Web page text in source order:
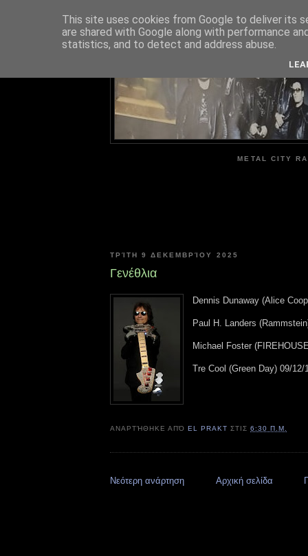
METAL CITY
ΤΡΊΤΗ 9 ΔΕΚΕΜΒΡΊΟΥ 2025
Γενέθλια
Dennis Dunaway (Alice
Paul H. Landers
Michael Foster
Tre Cool (Green Day) 09/12/
ΑΝΑΡΤΉΘΗΚΕ ΑΠΌEL PRAKT ΣΤΙΣ6:30 Π.Μ.
Νεότερη ανάρτηση Αρχική σελίδα
This site uses cookies from Google to deliver its
are shared with Google along with performance
statistics, and to detect and address abuse.